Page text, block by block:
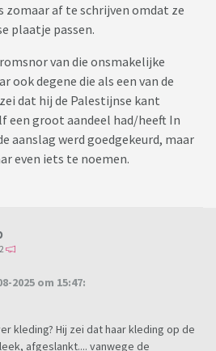
af te schrijven omdat ze
plaatje passen.
van die onsmakelijke
ook degene die als een van de
dat hij de Palestijnse kant
een groot aandeel had/heeft In
aanslag werd goedgekeurd, maar
even iets te noemen.
2025 om 15:47:
kleding? Hij zei dat haar kleding op de
afgeslankt.... vanwege de